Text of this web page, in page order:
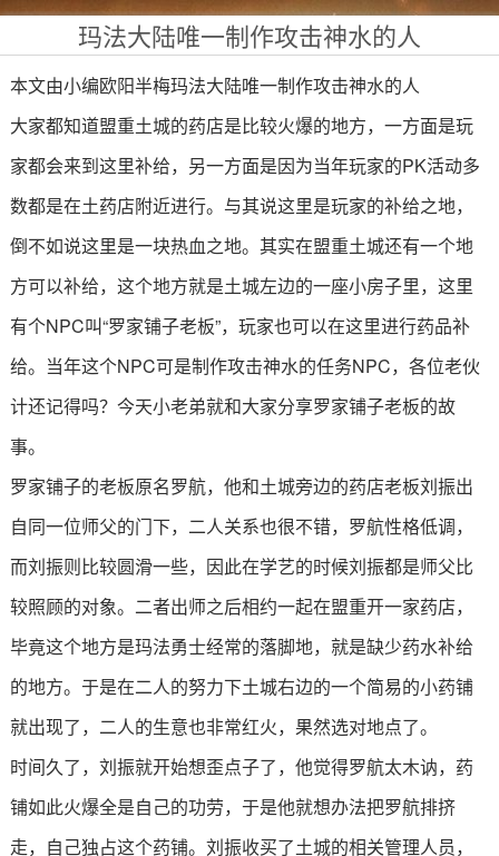
玛法大陆唯一制作攻击神水的人
本文由小编欧阳半梅玛法大陆唯一制作攻击神水的人
大家都知道盟重土城的药店是比较火爆的地方，一方面是玩
家都会来到这里补给，另一方面是因为当年玩家的PK活动多
数都是在土药店附近进行。与其说这里是玩家的补给之地，
倒不如说这里是一块热血之地。其实在盟重土城还有一个地
方可以补给，这个地方就是土城左边的一座小房子里，这里
有个NPC叫“罗家铺子老板”，玩家也可以在这里进行药品补
给。当年这个NPC可是制作攻击神水的任务NPC，各位老伙
计还记得吗？今天小老弟就和大家分享罗家铺子老板的故
事。
罗家铺子的老板原名罗航，他和土城旁边的药店老板刘振出
自同一位师父的门下，二人关系也很不错，罗航性格低调，
而刘振则比较圆滑一些，因此在学艺的时候刘振都是师父比
较照顾的对象。二者出师之后相约一起在盟重开一家药店，
毕竟这个地方是玛法勇士经常的落脚地，就是缺少药水补给
的地方。于是在二人的努力下土城右边的一个简易的小药铺
就出现了，二人的生意也非常红火，果然选对地点了。
时间久了，刘振就开始想歪点子了，他觉得罗航太木讷，药
铺如此火爆全是自己的功劳，于是他就想办法把罗航排挤
走，自己独占这个药铺。刘振收买了土城的相关管理人员，